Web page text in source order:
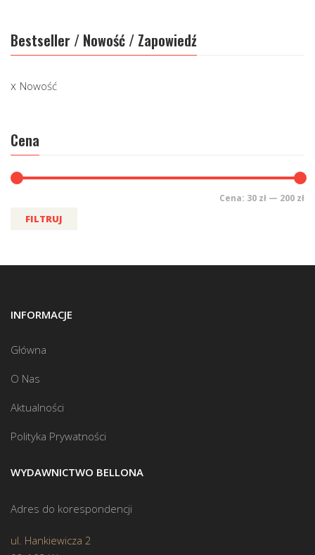
Bestseller / Nowość / Zapowiedź
Nowość
Cena
FILTRUJ
Cena: 30 zł — 200 zł
INFORMACJE
Główna
O Nas
Aktualności
Polityka Prywatności
WYDAWNICTWO BELLONA
Adres do korespondencji
ul. Hankiewicza 2